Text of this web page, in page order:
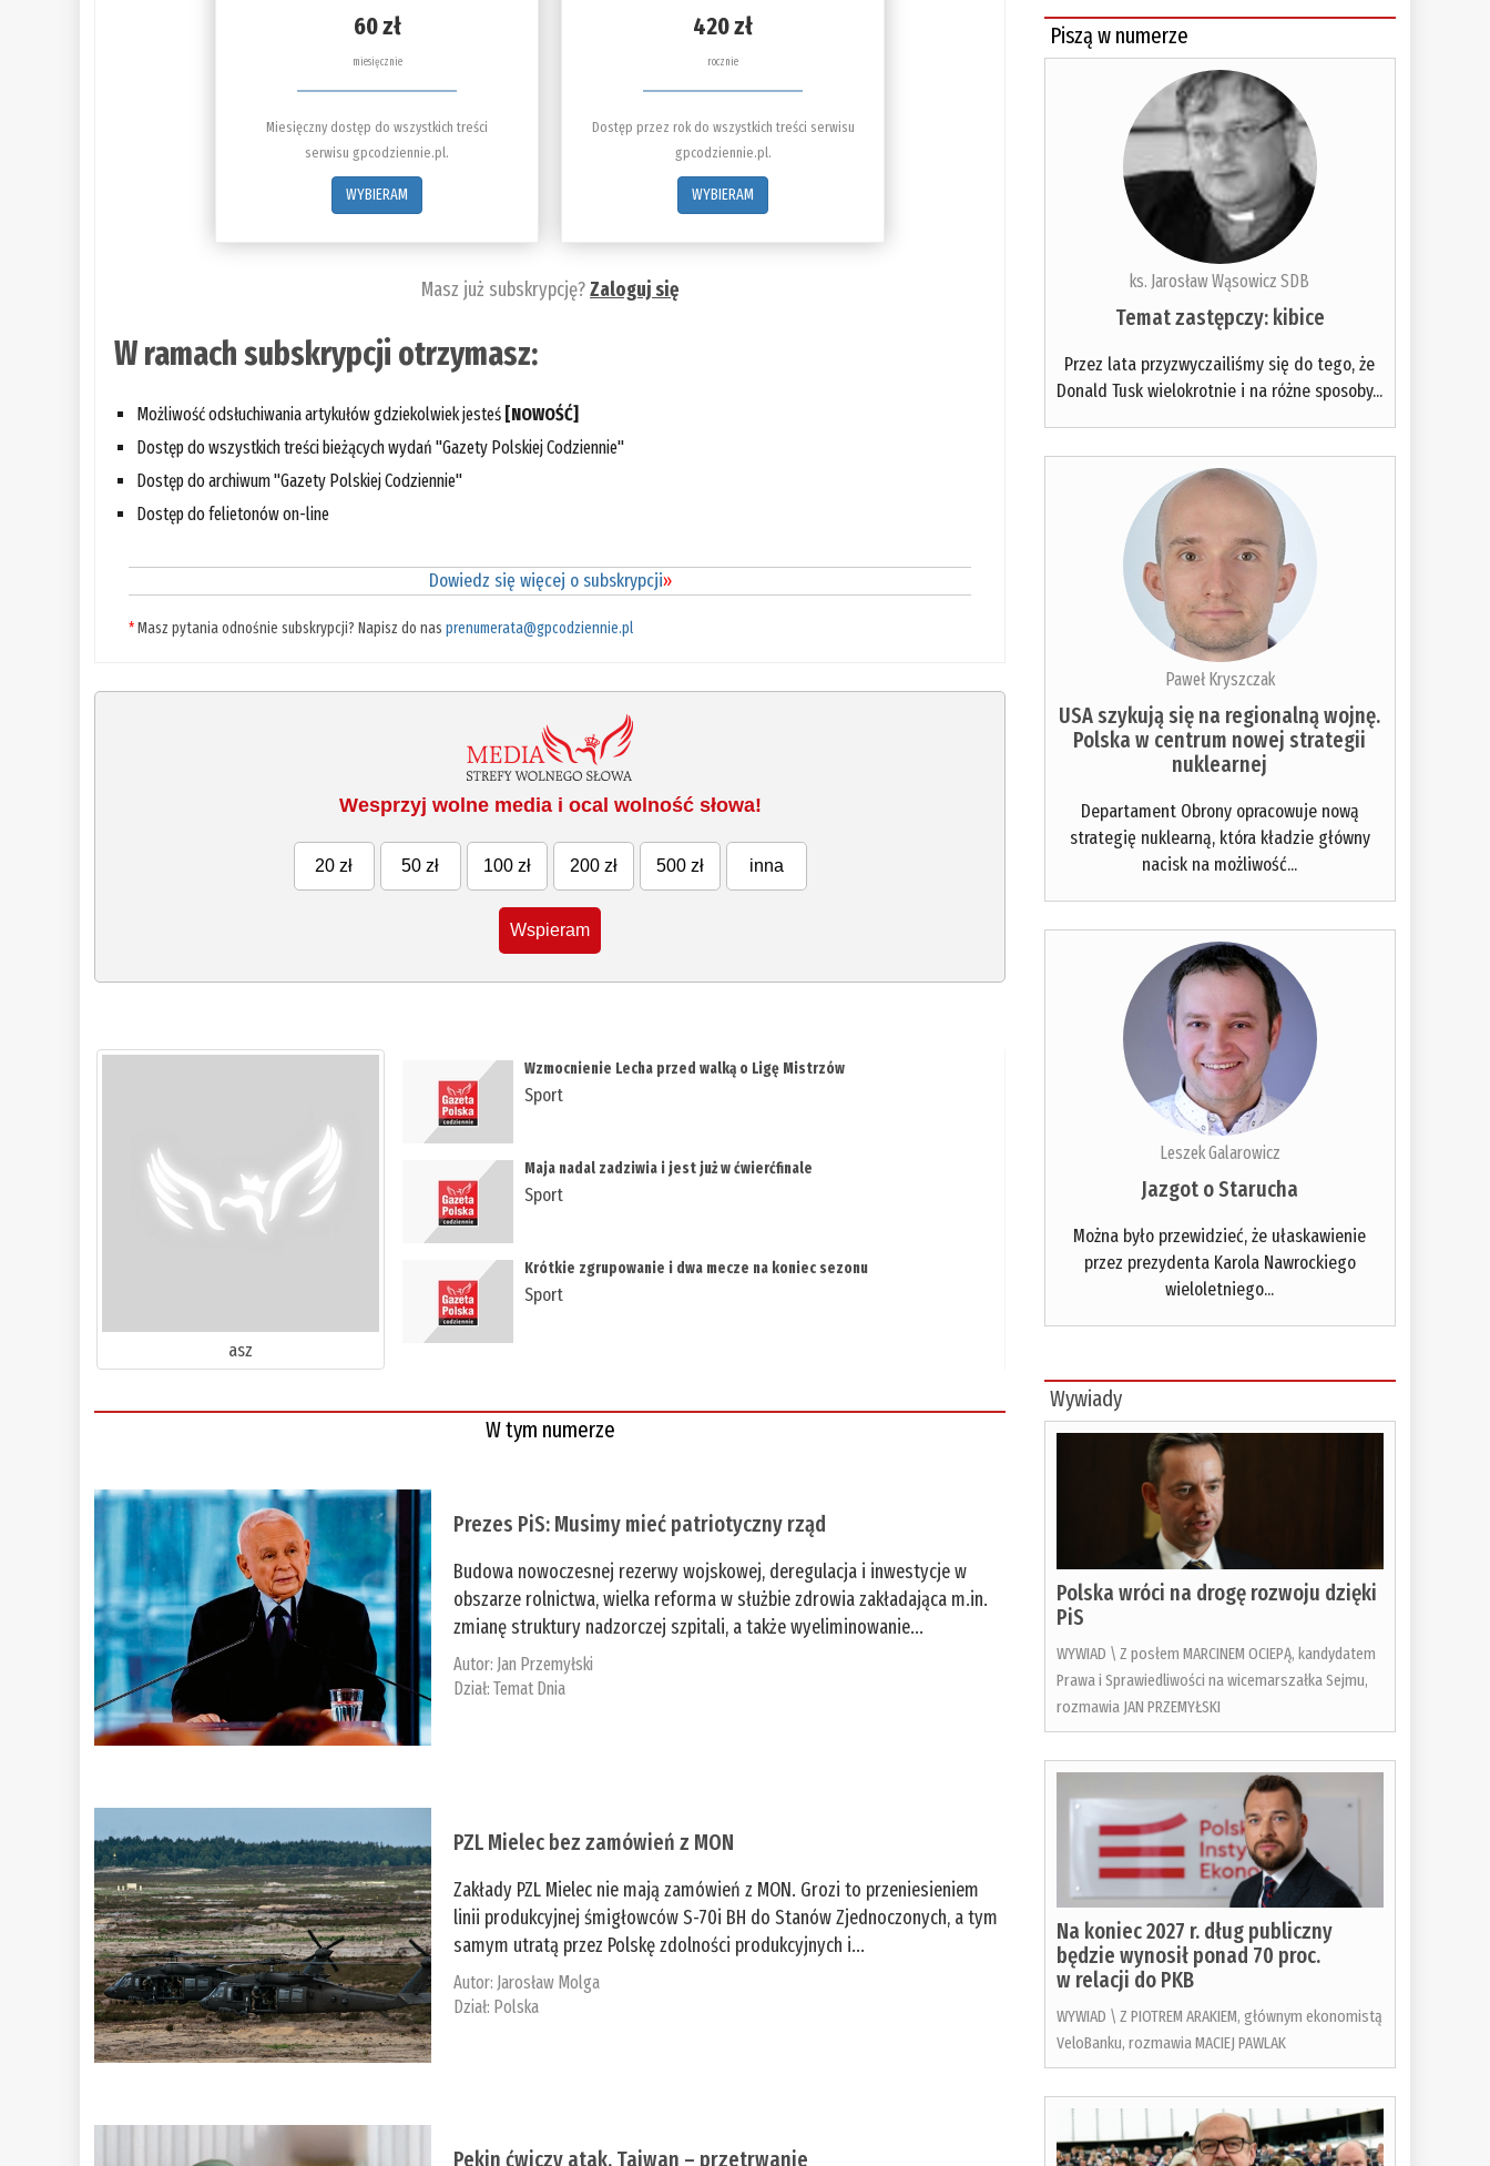
60 zł
miesięcznie
Miesięczny dostęp do wszystkich treści
serwisu gpcodziennie.pl.
WYBIERAM
420 zł
rocznie
Dostęp przez rok do wszystkich treści serwisu
gpcodziennie.pl.
WYBIERAM
Masz już subskrypcję?Zaloguj się
W ramach subskrypcji otrzymasz:
Możliwość odsłuchiwania artykułów gdziekolwiek jesteś [NOWOŚĆ]
Dostęp do wszystkich treści bieżących wydań "Gazety Polskiej Codziennie"
Dostęp do archiwum "Gazety Polskiej Codziennie"
Dostęp do felietonów on-line
Dowiedz się więcej o subskrypcji»
*Masz pytania odnośnie subskrypcji? Napisz do nasprenumerata@gpcodziennie.pl
Wesprzyj wolne media i ocal wolność słowa!
20 zł 50 zł 100 zł 200 zł 500 zł inna
Wspieram
asz
Wzmocnienie Lecha przed walką o Ligę Mistrzów
Sport
Maja nadal zadziwia i jest już w ćwierćfinale
Sport
Krótkie zgrupowanie i dwa mecze na koniec sezonu
Sport
W tym numerze
Prezes PiS: Musimy mieć patriotyczny rząd
Budowa nowoczesnej rezerwy wojskowej, deregulacja i inwestycje w
obszarze rolnictwa, wielka reforma w służbie zdrowia zakładająca m.in.
zmianę struktury nadzorczej szpitali, a także wyeliminowanie...
Autor: Jan Przemyłski
Dział:Temat Dnia
PZL Mielec bez zamówień z MON
Zakłady PZL Mielec nie mają zamówień z MON. Grozi to przeniesieniem
linii produkcyjnej śmigłowców S-70i BH do Stanów Zjednoczonych, a tym
samym utratą przez Polskę zdolności produkcyjnych i...
Autor: Jarosław Molga
Dział: Polska
Pekin ćwiczy atak, Tajwan – przetrwanie
Piszą w numerze
ks. Jarosław Wąsowicz SDB
Temat zastępczy: kibice
Przez lata przyzwyczailiśmy się do tego, że
Donald Tusk wielokrotnie i na różne sposoby...
Paweł Kryszczak
USA szykują się na regionalną wojnę.
Polska w centrum nowej strategii
nuklearnej
Departament Obrony opracowuje nową
strategię nuklearną, która kładzie główny
nacisk na możliwość...
Leszek Galarowicz
Jazgot o Starucha
Można było przewidzieć, że ułaskawienie
przez prezydenta Karola Nawrockiego
wieloletniego...
Wywiady
Polska wróci na drogę rozwoju dzięki
PiS
WYWIAD \ Z posłem MARCINEM OCIEPĄ, kandydatem
Prawa i Sprawiedliwości na wicemarszałka Sejmu,
rozmawia JAN PRZEMYŁSKI
Na koniec 2027 r. dług publiczny
będzie wynosił ponad 70 proc.
w relacji do PKB
WYWIAD \ Z PIOTREM ARAKIEM, głównym ekonomistą
VeloBanku, rozmawia MACIEJ PAWLAK